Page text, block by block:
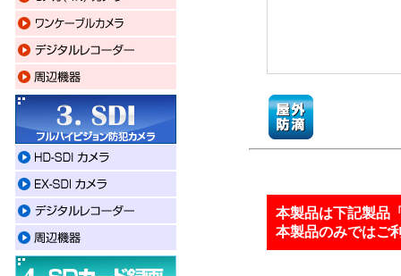
本製品は下記製品
本製品のみではご